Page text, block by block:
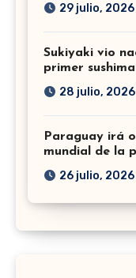
29 julio, 2026
Sukiyaki vio
primer
28 julio, 2026
Paraguay irá
mundial de la
26 julio, 2026